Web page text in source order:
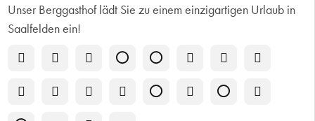
Unser Berggasthof lädt Sie zu einem einzigartigen Urlaub in
Saalfelden ein!